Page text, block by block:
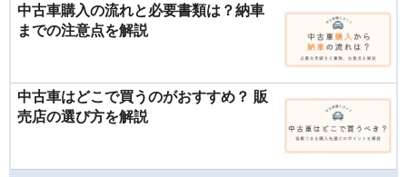
中古車購入の流れと必要書類は？納車
までの注意点を解説
中古車はどこで買うのがおすすめ？ 販
売店の選び方を解説